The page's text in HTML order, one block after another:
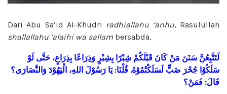
Dari Abu Sa’id Al-Khudri radhiallahu ‘anhu, Rasulullah
shallallahu ‘alaihi wa sallam bersabda,
لَتَتَّبِعُنَّ سَنَنَ مَنْ كَانَ قَبْلَكُمْ شِبْرًا بِشِبْرٍ وَذِرَاعًا بِذِرَاعٍ، حَتَّى لَوْ
سَلَكُوْا جُحْرَ ضَبٍّ لَسَلَكْتُمُوْهُ. قُلْنَا:يَا رَسُوْلَ اللهِ، الْيَهُوْدَ وَالنَّصَارَى؟
قَالَ: فَمَنْ؟